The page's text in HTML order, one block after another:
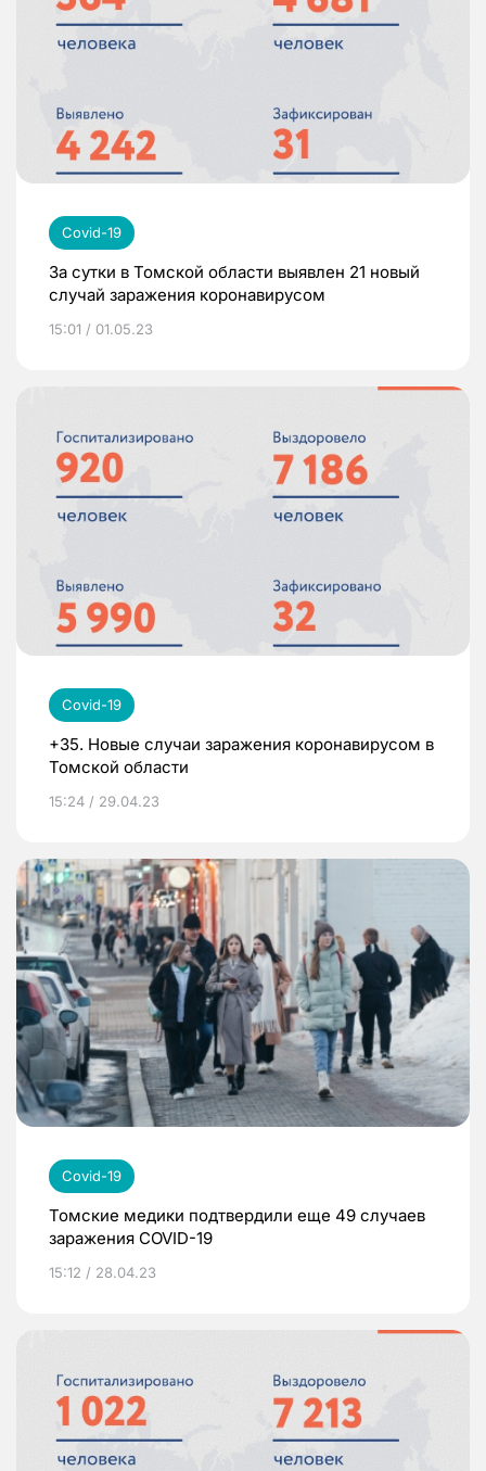
Covid-19
За сутки в Томской области выявлен 21 новый
случай заражения коронавирусом
15:01 / 01.05.23
Covid-19
+35. Новые случаи заражения коронавирусом в
Томской области
15:24 / 29.04.23
Covid-19
Томские медики подтвердили еще 49 случаев
заражения COVID-19
15:12 / 28.04.23